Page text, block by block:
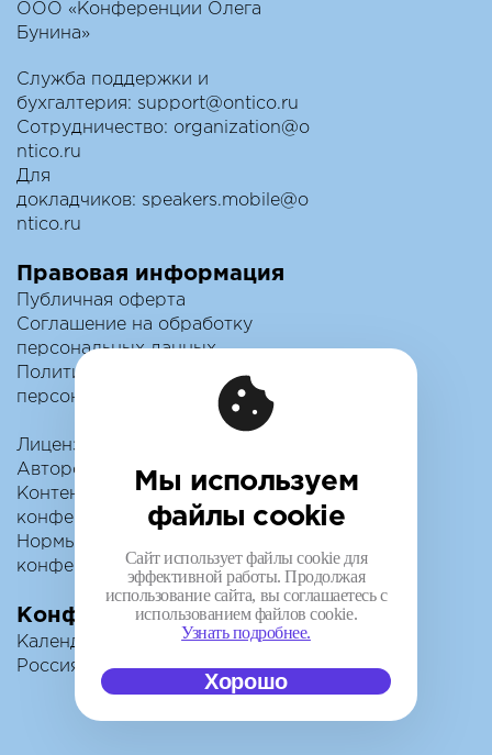
ООО «Конференции Олега
Бунина»
Служба поддержки и
бухгалтерия: support@ontico.ru
Сотрудничество: organization@o
ntico.ru
Для
докладчиков: speakers.mobile@o
ntico.ru
Конференции
Календарь
Россия IV
Правовая информация
Публичная оферта
Соглашение на обработку
персональных данных
Политика обработки
персональных данных
Лицензионный договор с
Автором
Контентная политика
конференции
Нормы поведения для
конференции
Мы используем
файлы cookie
Сайт использует файлы cookie для
эффективной работы. Продолжая
использование сайта, вы соглашаетесь с
использованием файлов cookie.
Узнать подробнее.
Хорошо